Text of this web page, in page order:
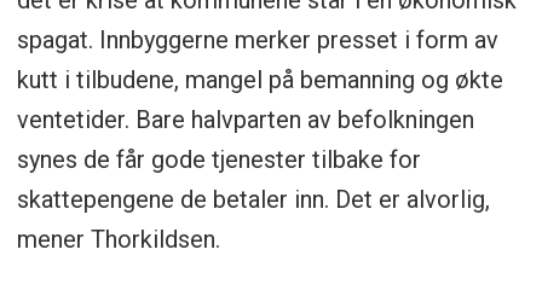
spagat. Innbyggerne merker presset i form av
kutt i tilbudene, mangel på bemanning og økte
ventetider. Bare halvparten av befolkningen
synes de får gode tjenester tilbake for
skattepengene de betaler inn. Det er alvorlig,
mener Thorkildsen.